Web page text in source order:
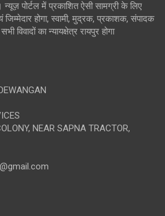
न्यूज़ पोर्टल में प्रकाशित ऐसी सामग्री के लिए
होगा, स्वामी, मुद्रक, प्रकाशक, संपादक
विवादों का न्यायक्षेत्र रायपुर होगा
NEAR SAPNA TRACTOR,